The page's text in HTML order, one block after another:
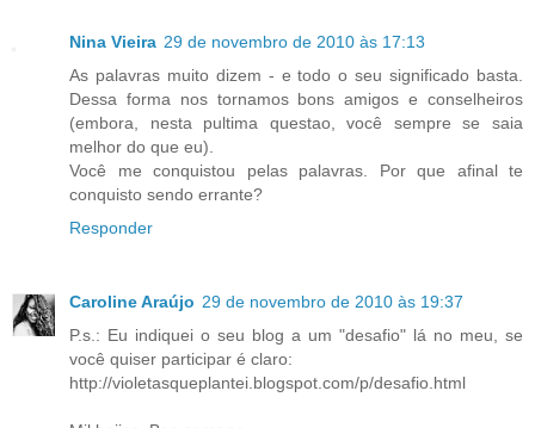
Nina Vieira 29 de novembro de 2010 às 17:13
As palavras muito dizem - e todo o seu significado basta.
Dessa forma nos tornamos bons amigos e conselheiros
(embora, nesta pultima questao, você sempre se saia
melhor do que eu).
Você me conquistou pelas palavras. Por que afinal te
conquisto sendo errante?
Responder
Caroline Araújo 29 de novembro de 2010 às 19:37
P.s.: Eu indiquei o seu blog a um "desafio" lá no meu, se
você quiser participar é claro:
http://violetasqueplantei.blogspot.com/p/desafio.html